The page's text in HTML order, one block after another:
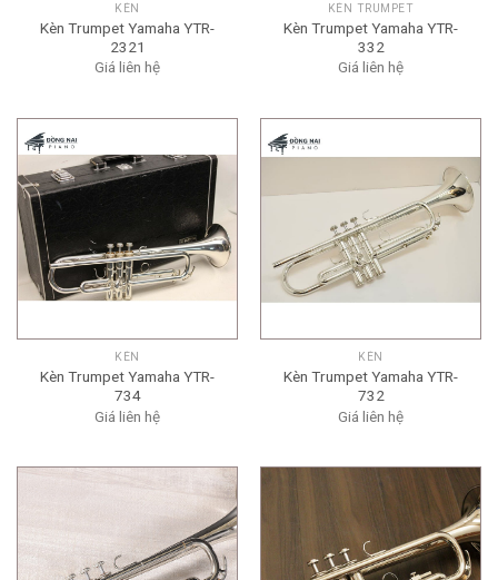
KÈN
Kèn Trumpet Yamaha YTR-
2321
Giá liên hệ
KÈN TRUMPET
Kèn Trumpet Yamaha YTR-
332
Giá liên hệ
KÈN
Kèn Trumpet Yamaha YTR-
734
Giá liên hệ
KÈN
Kèn Trumpet Yamaha YTR-
732
Giá liên hệ